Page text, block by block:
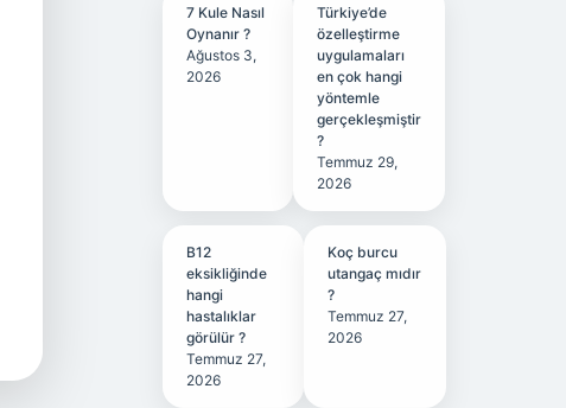
7 Kule Nasıl
Oynanır ?
Ağustos 3,
2026
Türkiye’de
özelleştirme
uygulamaları
en çok hangi
yöntemle
gerçekleşmiştir
?
Temmuz 29,
2026
B12
eksikliğinde
hangi
hastalıklar
görülür ?
Temmuz 27,
2026
Koç burcu
utangaç mıdır
?
Temmuz 27,
2026